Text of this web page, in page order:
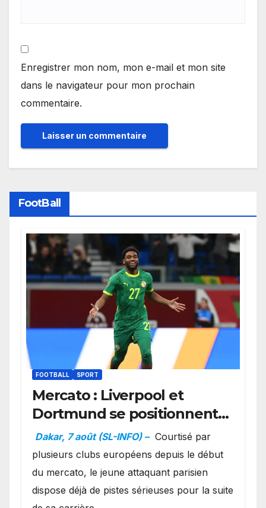
Enregistrer mon nom, mon e-mail et mon site
dans le navigateur pour mon prochain
commentaire.
FootBall
FOOTBALL SPORT
Mercato : Liverpool et
Dortmund se positionnent
en favoris pour recruter
Ibrahim Mbaye
Dakar, 7 août (SL-INFO) – Courtisé par
plusieurs clubs européens depuis le début
du mercato, le jeune attaquant parisien
dispose déjà de pistes sérieuses pour la suite